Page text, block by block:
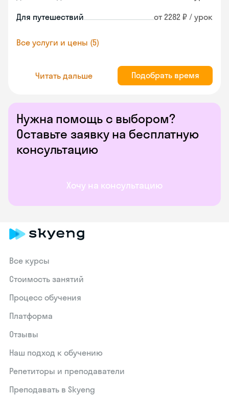
Нужна помощь с выбором?
Оставьте заявку на бесплатную
консультацию
Хочу на консультацию
Для путешествий от 2282 ₽ / урок
Все услуги и цены (5)
Читать дальше Подобрать время
Все курсы
Стоимость занятий
Процесс обучения
Платформа
Отзывы
Наш подход к обучению
Репетиторы и преподаватели
Преподавать в Skyeng